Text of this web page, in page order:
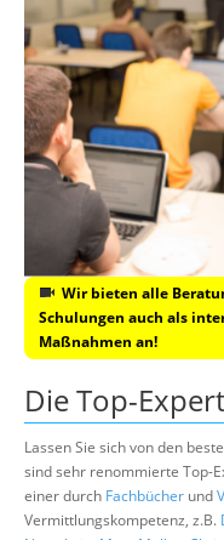
Wir bieten alle
Schulungen auch als
Maßnahmen an!
Die Top-
Lassen Sie sich von den
sind sehr renommierte Top-
einer durch Fachbücher und
Vermittlungskompetenz, z.B.